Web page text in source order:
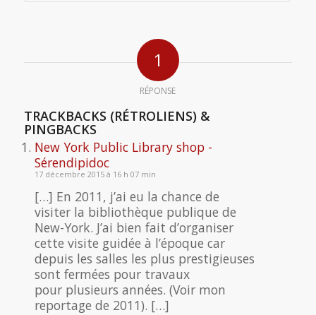
1
RÉPONSE
TRACKBACKS (RÉTROLIENS) &
PINGBACKS
New York Public Library shop -
Sérendipidoc
17 décembre 2015 à 16 h 07 min
[…] En 2011, j’ai eu la chance de
visiter la bibliothèque publique de
New-York. J’ai bien fait d’organiser
cette visite guidée à l’époque car
depuis les salles les plus prestigieuses
sont fermées pour travaux
pour plusieurs années. (Voir mon
reportage de 2011). […]